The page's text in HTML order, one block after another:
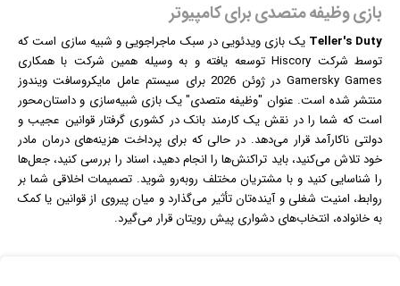
بازی وظیفه متصدی برای کامپیوتر
Teller's Duty یکبازی ویدئویی در سبک ماجراجویی و شبیه سازی است که
توسط شرکت Hiscory توسعه یافته و به وسیله همین شرکت با همکاری
Gamersky Games در ژوئن 2026 برای سیستم عامل مایکروسافت
ویندوز
منتشر شده است. عنوان "وظیفه متصدی" یک بازی شبیه‌سازی و داستان‌محور
است که شما را در نقش یک کارمند بانک در کشوری گرفتار قوانین عجیب و
دولتی ناکارآمد قرار می‌دهد. در حالی که برای پرداخت هزینه‌های درمان مادر
خود تلاش می‌کنید، باید تراکنش‌ها را انجام دهید، اسناد را بررسی کنید، جعل‌ها
را شناسایی کنید و با مشتریان مختلف روبه‌رو شوید. تصمیمات اخلاقی شما بر
روابط، امنیت شغلی و آینده‌تان تأثیر می‌گذارد و میان پیروی از قوانین یا کمک
به خانواده، انتخاب‌های دشواری پیش رویتان قرار می‌گیرد.